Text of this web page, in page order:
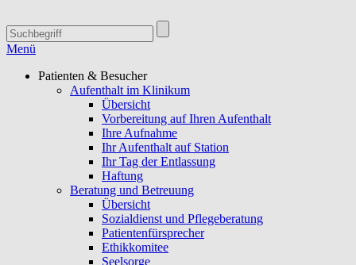
Menü
Patienten & Besucher
Aufenthalt im Klinikum
Übersicht
Vorbereitung auf Ihren Aufenthalt
Ihre Aufnahme
Ihr Aufenthalt auf Station
Ihr Tag der Entlassung
Haftung
Beratung und Betreuung
Übersicht
Sozialdienst und Pflegeberatung
Patientenfürsprecher
Ethikkomitee
Seelsorge